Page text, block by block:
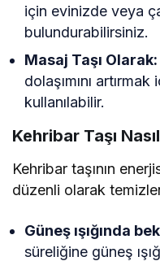
için evinizde veya
bulundurabilirsiniz.
Masaj Taşı Olarak:
dolaşımını
kullanılabilir.
Kehribar Taşı
Kehribar taşının
düzenli olarak
Güneş ışığında
süreliğine güneş